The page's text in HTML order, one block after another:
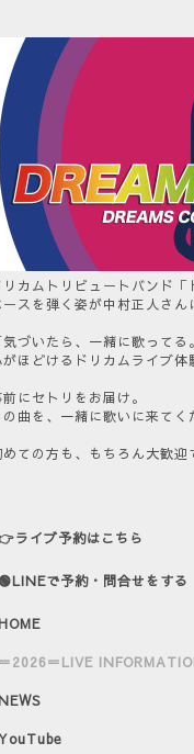
リカムトリビュートバンド「
ースを弾く姿が中村正人さ
気づいたら、一緒に歌ってる
がほどけるドリカムライブ体
前にセトリをお届け。
の曲を、一緒に歌いに来てく
めての方も、もちろん大歓迎
ライブ予約はこちら
🟢LINEで予約・問合せをする
＝2026＝LIVE
YouTube